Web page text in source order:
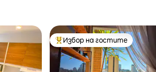
Най-популярен избор на
Избор на гостите